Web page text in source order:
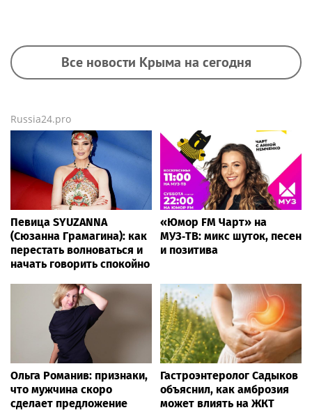
Все новости Крыма на сегодня
Russia24.pro
Певица SYUZANNA
(Сюзанна Грамагина): как
перестать волноваться и
начать говорить спокойно
«Юмор FM Чарт» на
МУЗ‑ТВ: микс шуток, песен
и позитива
Ольга Романив: признаки,
что мужчина скоро
сделает предложение
Гастроэнтеролог Садыков
объяснил, как амброзия
может влиять на ЖКТ